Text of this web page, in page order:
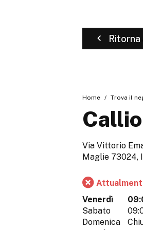
Home Trova il
Via Vittorio
Maglie 73024,
Venerdì
Sabato
Domenica